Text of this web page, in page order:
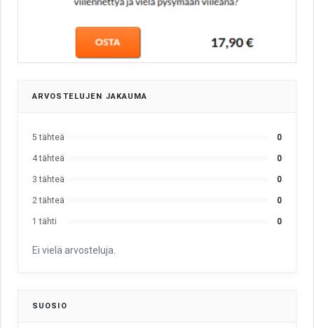
ARVOSTELUJEN JAKAUMA
5 tähteä 0
4 tähteä 0
3 tähteä 0
2 tähteä 0
1 tähti 0
Ei vielä arvosteluja.
SUOSIO